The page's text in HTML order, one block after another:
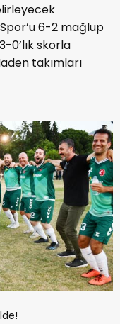
6-2 mağlup
0’lık skorla
takımları